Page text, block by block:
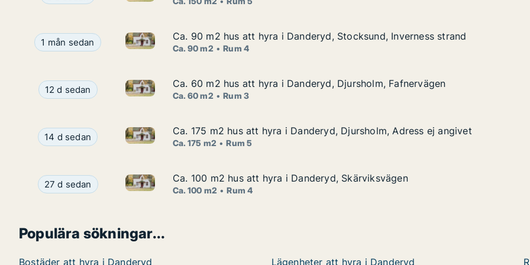
Ca. 90 m2 hus att hyra i Danderyd, Stocksund, Inverness strand
1 mån sedan Ca. 90 m2 hus att hyra i Danderyd, Stocksund, Inverness strand
Ca. 90 m2 hus att hyra i Danderyd, Stocksund, Inverness strand
Ca. 90 m2 hus att hyra i Danderyd, Stocksund, Inverness strand
Ca. 90 m2 Rum 4
Ca. 60 m2 hus att hyra i Danderyd, Djursholm, Fafnervägen
12 d sedan Ca. 60 m2 hus att hyra i Danderyd, Djursholm, Fafnervägen
Ca. 60 m2 hus att hyra i Danderyd, Djursholm, Fafnervägen
Ca. 60 m2 hus att hyra i Danderyd, Djursholm, Fafnervägen
Ca. 60 m2 Rum 3
Ca. 175 m2 hus att hyra i Danderyd, Djursholm, Adress ej angivet
14 d sedan Ca. 175 m2 hus att hyra i Danderyd, Djursholm, Adress ej angivet
Ca. 175 m2 hus att hyra i Danderyd, Djursholm, Adress ej angivet
Ca. 175 m2 hus att hyra i Danderyd, Djursholm, Adress ej angivet
Ca. 175 m2 Rum 5
Ca. 100 m2 hus att hyra i Danderyd, Skärviksvägen
27 d sedan Ca. 100 m2 hus att hyra i Danderyd, Skärviksvägen
Ca. 100 m2 hus att hyra i Danderyd, Skärviksvägen
Ca. 100 m2 hus att hyra i Danderyd, Skärviksvägen
Ca. 100 m2 Rum 4
Populära sökningar...
Bostäder att hyra i Danderyd Lägenheter att hyra i Danderyd